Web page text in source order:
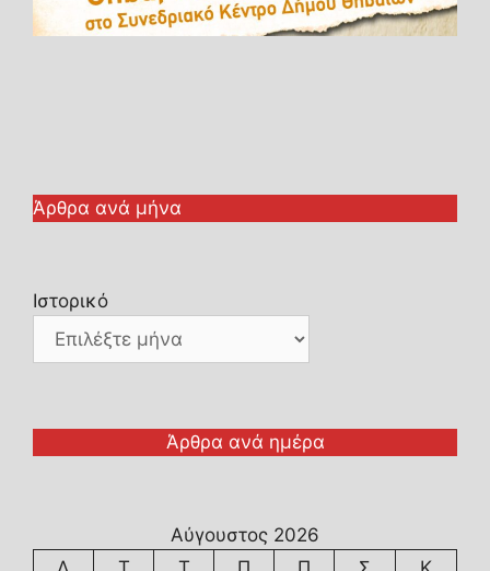
Άρθρα ανά μήνα
Ιστορικό
Άρθρα ανά ημέρα
Αύγουστος 2026